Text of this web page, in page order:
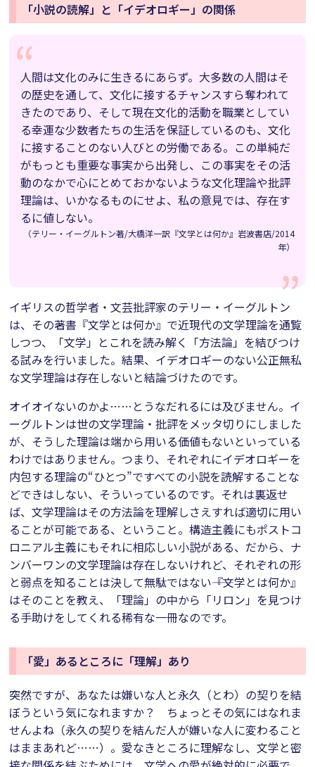
「小説の読解」と「イデオロギー」の関係
人間は文化のみに生きるにあらず。大多数の人間はそ
の歴史を通して、文化に接するチャンスすら奪われて
きたのであり、そして現在文化的活動を職業としてい
る幸運な少数者たちの生活を保証しているのも、文化
に接することのない人びとの労働である。この単純だ
がもっとも重要な事実から出発し、この事実をその活
動のなかで心にとめておかないような文化理論や批評
理論は、いかなるものにせよ、私の意見では、存在す
るに値しない。
（テリー・イーグルトン著/大橋洋一訳『文学とは何か』岩波書店/2014
年）
イギリスの哲学者・文芸批評家のテリー・イーグルトン
は、その著書『文学とは何か』で近現代の文学理論を通覧
しつつ、「文学」とこれを読み解く「方法論」を結びつけ
る試みを行いました。結果、イデオロギーのない公正無私
な文学理論は存在しないと結論づけたのです。
オイオイないのかよ……とうなだれるには及びません。イ
ーグルトンは世の文学理論・批評をメッタ切りにしました
が、そうした理論は端から用いる価値もないといっている
わけではありません。つまり、それぞれにイデオロギーを
内包する理論の“ひとつ”ですべての小説を読解することな
どできはしない、そういっているのです。それは裏返せ
ば、文学理論はその方法論を理解しさえすれば適切に用い
ることが可能である、ということ。構造主義にもポストコ
ロニアル主義にもそれに相応しい小説がある、だから、ナ
ンバーワンの文学理論は存在しないけれど、それぞれの形
と弱点を知ることは決して無駄ではない――『文学とは何か』
はそのことを教え、「理論」の中から「リロン」を見つけ
る手助けをしてくれる稀有な一冊なのです。
「愛」あるところに「理解」あり
突然ですが、あなたは嫌いな人と永久（とわ）の契りを結
ぼうという気になれますか？ ちょっとその気にはなれま
せんよね（永久の契りを結んだ人が嫌いな人に変わること
はままあれど……）。愛なきところに理解なし、文学と密